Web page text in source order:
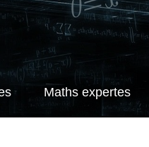
Maths expertes